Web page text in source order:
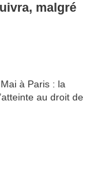
malgré